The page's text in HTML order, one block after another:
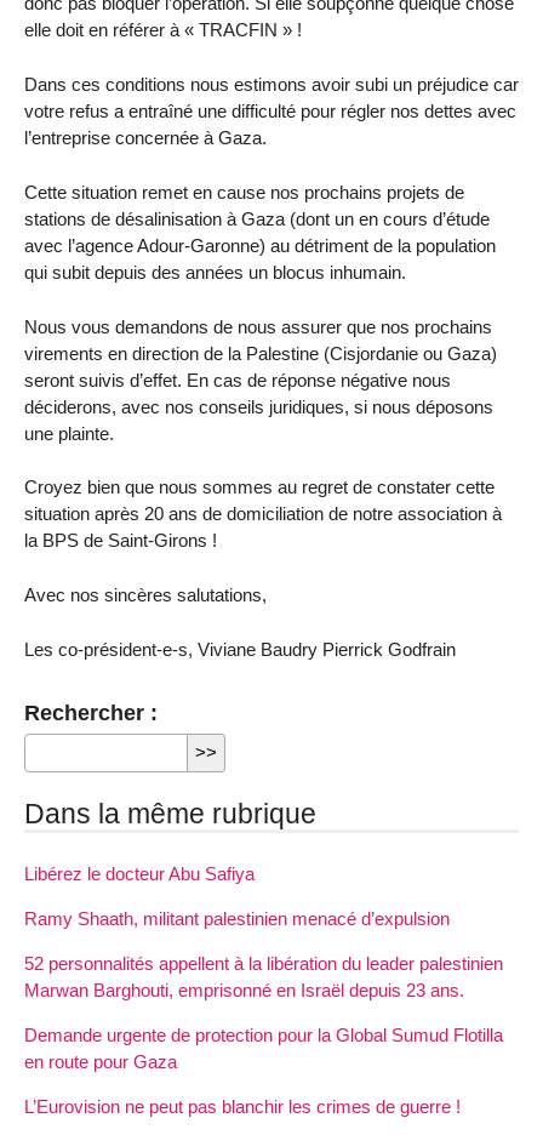
elle doit en référer à « TRACFIN » !
Dans ces conditions nous estimons avoir subi un préjudice car
votre refus a entraîné une difficulté pour régler nos dettes avec
l’entreprise concernée à Gaza.
Cette situation remet en cause nos prochains projets de
stations de désalinisation à Gaza (dont un en cours d’étude
avec l’agence Adour-Garonne) au détriment de la population
qui subit depuis des années un blocus inhumain.
Nous vous demandons de nous assurer que nos prochains
virements en direction de la Palestine (Cisjordanie ou Gaza)
seront suivis d’effet. En cas de réponse négative nous
déciderons, avec nos conseils juridiques, si nous déposons
une plainte.
Croyez bien que nous sommes au regret de constater cette
situation après 20 ans de domiciliation de notre association à
la BPS de Saint-Girons !
Avec nos sincères salutations,
Les co-président-e-s, Viviane Baudry Pierrick Godfrain
Rechercher :
Dans la même rubrique
Libérez le docteur Abu Safiya
Ramy Shaath, militant palestinien menacé d’expulsion
52 personnalités appellent à la libération du leader palestinien
Marwan Barghouti, emprisonné en Israël depuis 23 ans.
Demande urgente de protection pour la Global Sumud Flotilla
en route pour Gaza
L’Eurovision ne peut pas blanchir les crimes de guerre !